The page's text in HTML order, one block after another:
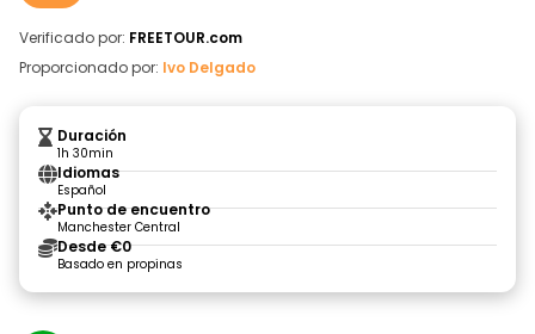
Verificado por: FREETOUR.com
Proporcionado por: Ivo Delgado
Duración
1h 30min
Idiomas
Español
Punto de encuentro
Manchester Central
Desde €0
Basado en propinas